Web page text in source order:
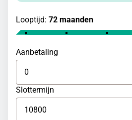
Looptijd: 72 maanden
Aanbetaling
Slottermijn